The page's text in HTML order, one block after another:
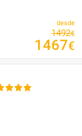
desde
1492€
1467€